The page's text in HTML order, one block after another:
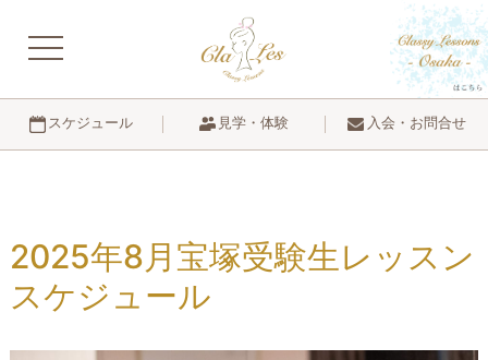
navigation
スケジュール 見学・体験 入会・お問合せ
2025年8月宝塚受験生レッスン
スケジュール